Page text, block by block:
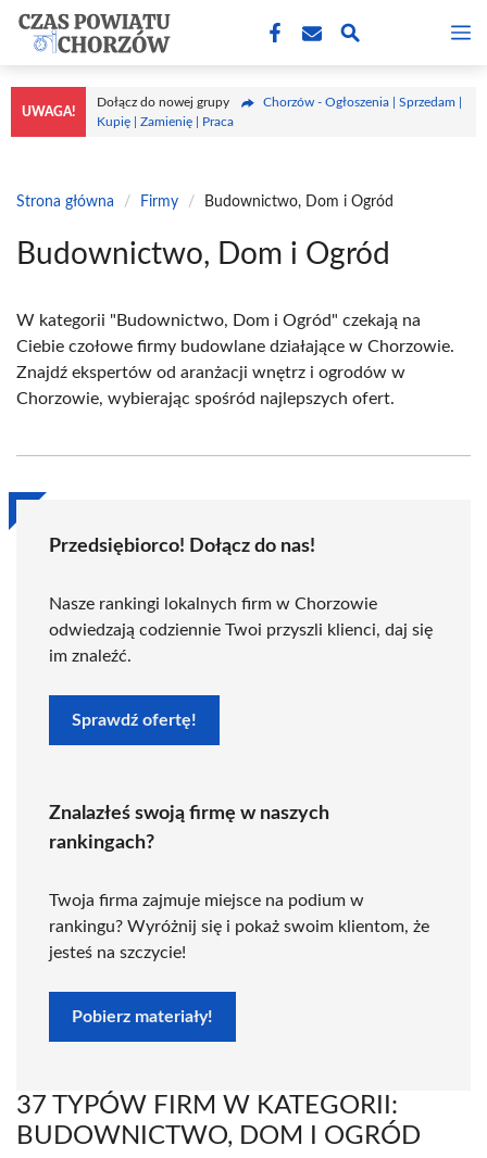
Przejdź
treści
UWAGA!
Dołącz do nowej grupy
Chorzów - Ogłoszenia | Sprzedam |
Kupię | Zamienię | Praca
Strona główna / Firmy / Budownictwo, Dom i Ogród
Budownictwo, Dom i Ogród
W kategorii "Budownictwo, Dom i Ogród" czekają na
Ciebie czołowe firmy budowlane działające w Chorzowie.
Znajdź ekspertów od aranżacji wnętrz i ogrodów w
Chorzowie, wybierając spośród najlepszych ofert.
Przedsiębiorco! Dołącz do nas!
Nasze rankingi lokalnych firm w Chorzowie
odwiedzają codziennie Twoi przyszli klienci, daj się
im znaleźć.
Sprawdź ofertę!
Znalazłeś swoją firmę w naszych
rankingach?
Twoja firma zajmuje miejsce na podium w
rankingu? Wyróżnij się i pokaż swoim klientom, że
jesteś na szczycie!
Pobierz materiały!
37 TYPÓW FIRM W KATEGORII:
BUDOWNICTWO, DOM I OGRÓD